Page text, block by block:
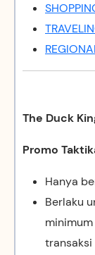
The Duck
Promo
Hanya
Berlaku
transaksi